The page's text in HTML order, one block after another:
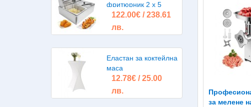
фритюрник 2 х 5
литра 2х2500W
122.00€ / 238.61
лв.
Еластан за коктейлна
маса
12.78€ / 25.00
лв.
за мелене